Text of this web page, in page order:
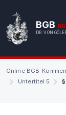
BGB
DR. VON
Online BGB-
Untertitel 5